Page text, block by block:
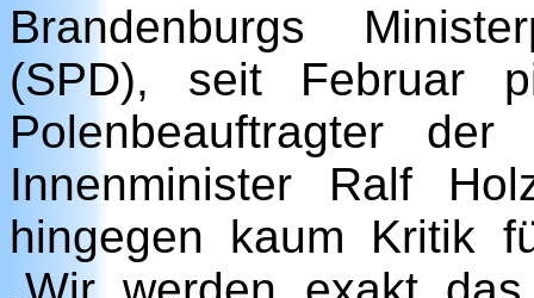
Brandenburgs
(SPD), seit Februar
Polenbeauftragter
Innenminister Ralf
hingegen kaum Kritik